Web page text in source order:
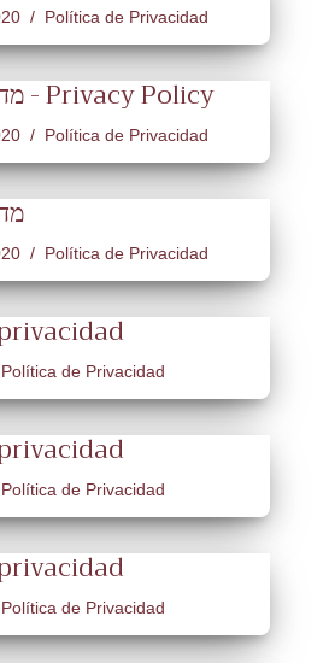
Política de Privacidad
מדיניות הפרטיות - Privacy Policy
Política de Privacidad
Política de Privacidad
Política de Privacidad
Política de Privacidad
Política de Privacidad